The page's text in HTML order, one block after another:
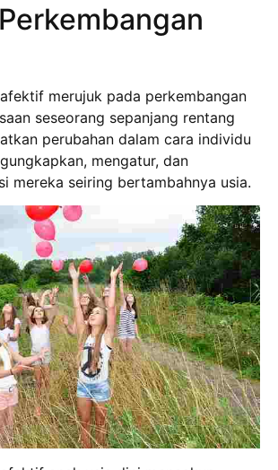
merujuk pada perkembangan
seseorang sepanjang rentang
perubahan dalam cara individu
mengatur, dan
mereka seiring bertambahnya usia.